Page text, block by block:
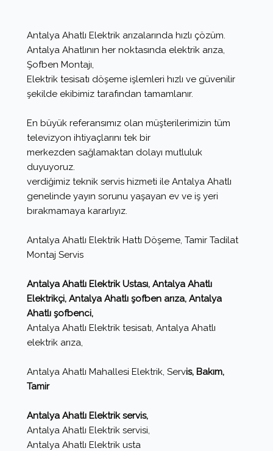
Antalya Ahatlı Elektrik arızalarında hızlı çözüm.
Antalya Ahatlının her noktasında elektrik arıza,
Şofben Montajı,
Elektrik tesisatı döşeme işlemleri hızlı ve güvenilir
şekilde ekibimiz tarafından tamamlanır.
En büyük referansımız olan müşterilerimizin tüm
televizyon ihtiyaçlarını tek bir
merkezden sağlamaktan dolayı mutluluk
duyuyoruz.
verdiğimiz teknik servis hizmeti ile Antalya Ahatlı
genelinde yayın sorunu yaşayan ev ve iş yeri
bırakmamaya kararlıyız.
Antalya Ahatlı Elektrik Hattı Döşeme, Tamir Tadilat
Montaj Servis
Antalya Ahatlı Elektrik Ustası, Antalya Ahatlı
Elektrikçi, Antalya Ahatlı şofben arıza, Antalya
Ahatlı şofbenci,
Antalya Ahatlı Elektrik tesisatı, Antalya Ahatlı
elektrik arıza,
Antalya Ahatlı Mahallesi Elektrik, Servis, Bakım,
Tamir
Antalya Ahatlı Elektrik servis,
Antalya Ahatlı Elektrik servisi,
Antalya Ahatlı Elektrik usta